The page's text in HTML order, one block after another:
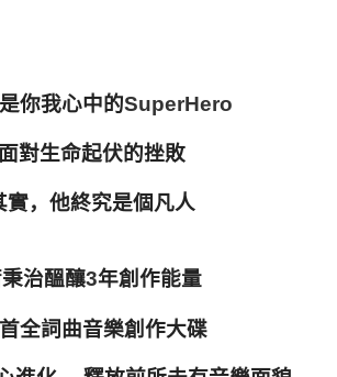
你我心中的SuperHero
面對生命起伏的挫敗
實，他終究是個凡人
治醞釀3年創作能量
首全詞曲音樂創作大碟